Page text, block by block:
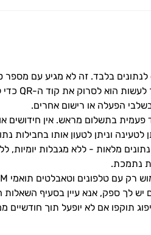
הפעלה או רישום אחרים.
פעמית בתשלום מראש. אין חידושים
נתמכת.
לך ספק, אנא עיין בסעיף השאלות